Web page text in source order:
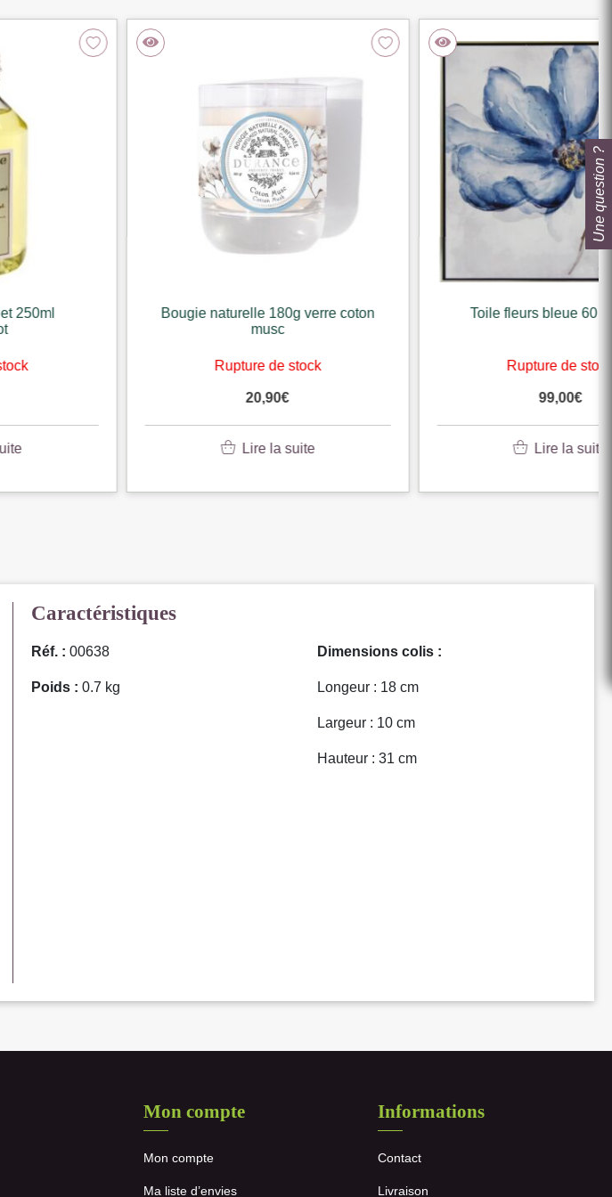
Bougie naturelle 180g verre coton
Toile fleurs bleue 60 x 60 cm
Caractéristiques
Réf. : 00638
Poids : 0.7 kg
Dimensions colis :
Longeur : 18 cm
Largeur : 10 cm
Hauteur : 31 cm
Mon compte
Mon compte
Ma liste d’envies
Informations
Contact
Livraison
Une question ?